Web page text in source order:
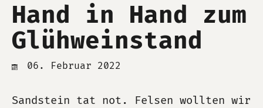
Hand in Hand zum
Glühweinstand
06. Februar 2022
Sandstein tat not. Felsen wollten wir